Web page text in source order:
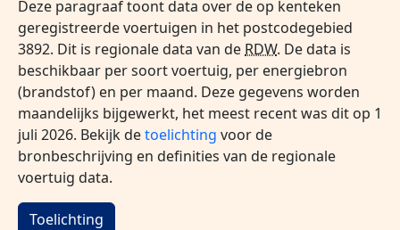
Deze paragraaf toont data over de op kenteken
geregistreerde voertuigen in het postcodegebied
3892. Dit is regionale data van de RDW. De data is
beschikbaar per soort voertuig, per energiebron
(brandstof) en per maand. Deze gegevens worden
maandelijks bijgewerkt, het meest recent was dit op 1
juli 2026. Bekijk detoelichting voor de
bronbeschrijving en definities van de regionale
voertuig data.
Toelichting